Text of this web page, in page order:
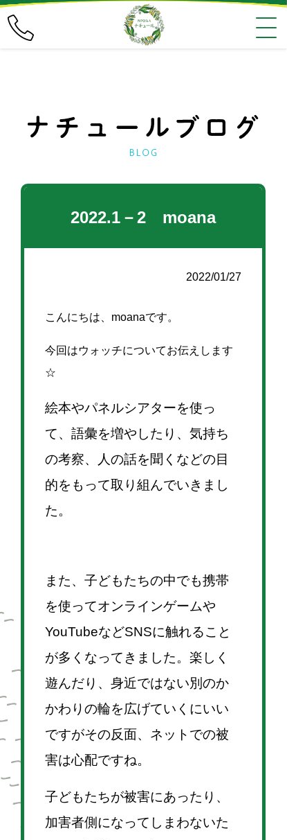
2022.1－2 moana
2022/01/27
こんにちは、moanaです。
今回はウォッチについてお伝えします
☆
絵本やパネルシアターを使っ
て、語彙を増やしたり、気持ち
の考察、人の話を聞くなどの目
的をもって取り組んでいきまし
た。
また、子どもたちの中でも携帯
を使ってオンラインゲームや
YouTubeなどSNSに触れること
が多くなってきました。楽しく
遊んだり、身近ではない別のか
かわりの輪を広げていくにいい
ですがその反面、ネットでの被
害は心配ですね。
子どもたちが被害にあったり、
加害者側になってしまわないた